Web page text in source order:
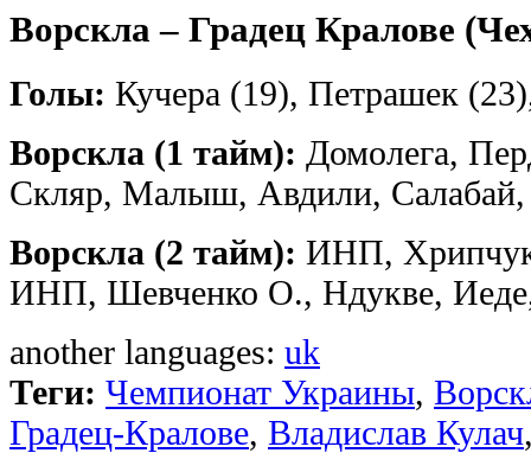
Ворскла – Градец Кралове
Голы: Кучера (19), Петрашек
Ворскла (1 тайм): Домолега,
Скляр, Малыш, Авдили, Салабай,
Ворскла (2 тайм): ИНП,
ИНП, Шевченко О., Ндукве,
another languages: uk
Теги: Чемпионат Украины,
Градец-Кралове, Владислав Кулач